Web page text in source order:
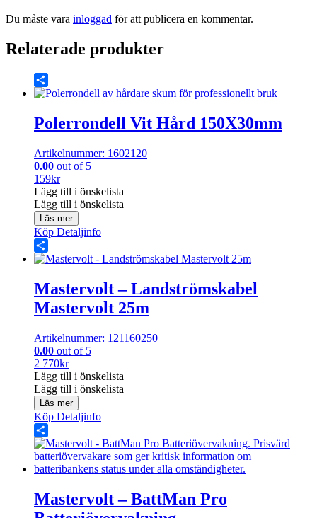
Du måste vara inloggad för att publicera en kommentar.
Relaterade produkter
Share
Polerrondell Vit Hård 150X30mm
Artikelnummer: 1602120
0.00 out of 5
159kr
Lägg till i önskelista
Lägg till i önskelista
Läs mer
Köp Detaljinfo
Share
Mastervolt – Landströmskabel
Mastervolt 25m
Artikelnummer: 121160250
0.00 out of 5
2 770kr
Lägg till i önskelista
Lägg till i önskelista
Läs mer
Köp Detaljinfo
Share
Mastervolt – BattMan Pro